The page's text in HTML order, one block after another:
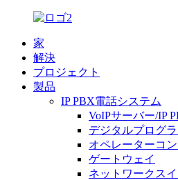
家
解決
プロジェクト
製品
IP PBX電話システム
VoIPサーバー/IP
デジタルプログ
オペレーターコ
ゲートウェイ
ネットワークス